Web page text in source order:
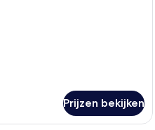
Prijzen bekijken